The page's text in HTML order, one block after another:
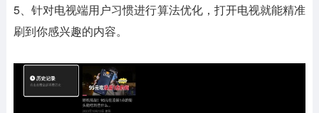
5、针对电视端用户习惯进行算法优化，打开电视就能精准
刷到你感兴趣的内容。